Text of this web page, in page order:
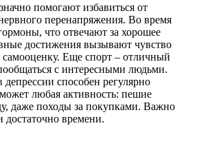
помогают избавиться от
перенапряжения. Во время
что отвечают за хорошее
достижения вызывают чувство
Еще спорт – отличный
с интересными людьми.
депрессии способен регулярно
любая активность: пешие
даже походы за покупками. Важно
времени.